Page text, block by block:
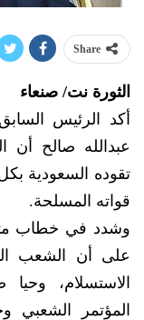
Share
الثورة نت/ صنعاء
أكد الرئيس
عبدالله صالح أن
تقوده السعودية
قواته المسلحة.
وشدد في خطاب
على أن الشعب
الاستسلام،
المؤتمر الشعبي